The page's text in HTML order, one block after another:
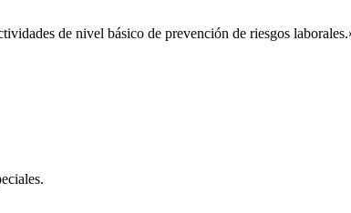
de nivel básico de prevención de riesgos